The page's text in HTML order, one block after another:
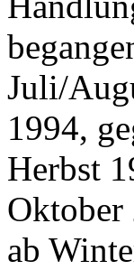
Juli/
1994,
Herbst
Oktober
ab